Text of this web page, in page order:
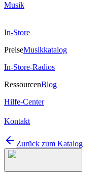
Musik
In-Store
PreiseMusikkatalog
In-Store-Radios
RessourcenBlog
Hilfe-Center
Kontakt
Zurück zum Katalog